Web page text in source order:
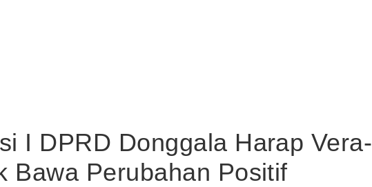
I DPRD Donggala Harap Vera-
Bawa Perubahan Positif